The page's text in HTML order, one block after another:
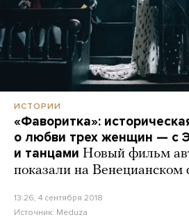
ИСТОРИИ
«Фаворитка»:
о любви трех женщин — с
и танцами Новый фильм
показали на Венецианском
13:26, 4 сентября 2018
Источник: Meduza